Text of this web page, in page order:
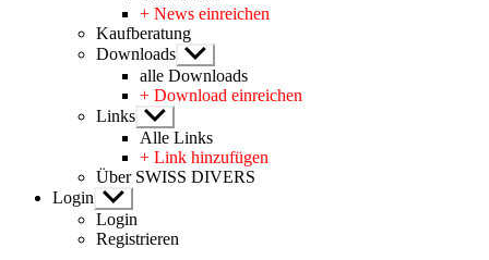
+ News einreichen
Kaufberatung
Downloads Untermenü
anzeigen
alle Downloads
+ Download einreichen
Links Untermenü
anzeigen
Alle Links
+ Link hinzufügen
Über SWISS DIVERS
Login Untermenü
anzeigen
Login
Registrieren